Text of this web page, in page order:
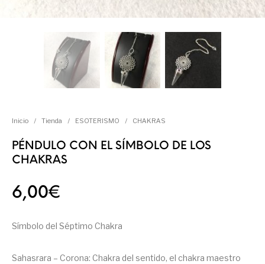
Inicio / Tienda / ESOTERISMO / CHAKRAS
PÉNDULO CON EL SÍMBOLO DE LOS
CHAKRAS
6,00€
Símbolo del Séptimo Chakra
Sahasrara – Corona: Chakra del sentido, el chakra maestro